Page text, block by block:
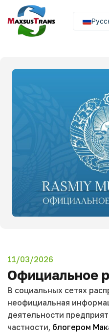
11/03/2026
Официальное
В социальных сетях
неофициальная
деятельности
частности, блогером